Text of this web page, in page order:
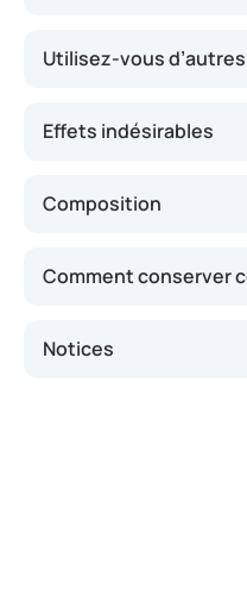
Utilisez-vous
Effets indésirables
Composition
Comment conserver
Notices